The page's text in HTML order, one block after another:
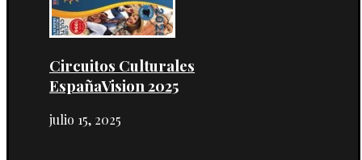
Circuitos Culturales
EspañaVision 2025
julio 15, 2025